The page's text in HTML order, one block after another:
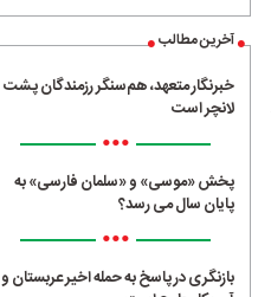
آخرین مطالب
خبرنگار متعهد، هم‌سنگر رزمندگان پشت
لانچر است
•••
پخش «موسی» و «سلمان فارسی» به
پایان سال می رسد؟
•••
بازنگری در پاسخ به حمله اخیر عربستان و